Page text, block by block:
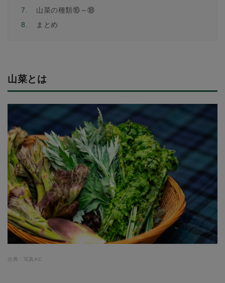
7.
山菜の種類⑯～⑱
8.
まとめ
山菜とは
出典：写真AC